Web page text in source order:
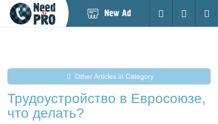
Login
Other Articles in Category
Трудоустройство в Евросоюзе,
что делать?